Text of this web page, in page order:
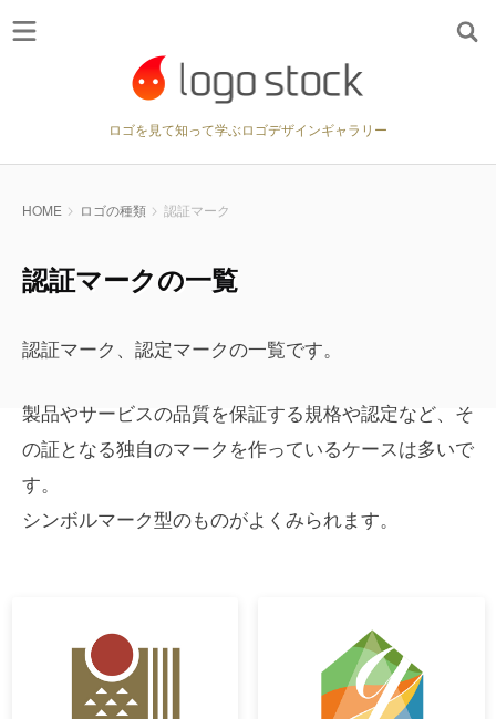
ロゴを見て知って学ぶロゴデザインギャラリー
HOME ロゴの種類 認証マーク
認証マークの一覧
認証マーク、認定マークの一覧です。
製品やサービスの品質を保証する規格や認定など、そ
の証となる独自のマークを作っているケースは多いで
す。
シンボルマーク型のものがよくみられます。